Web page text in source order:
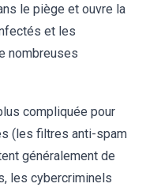
le piège et ouvre la
et les
nombreuses
compliquée pour
(les filtres anti-spam
généralement de
les cybercriminels